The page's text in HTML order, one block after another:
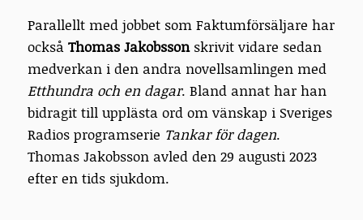
Parallellt med jobbet som Faktumförsäljare har
också Thomas Jakobssonskrivit vidare sedan
medverkan i den andra novellsamlingen med
Etthundra och en dagar. Bland annat har han
bidragit till upplästa ord om vänskap i Sveriges
Radios programserie Tankar för dagen.
Thomas Jakobsson avled den 29 augusti 2023
efter en tids sjukdom.